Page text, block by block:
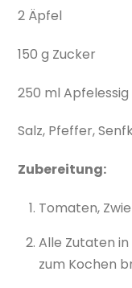
2 Äpfel
150 g Zucker
250 ml Apfelessig
Salz, Pfeffer,
Zubereitung:
Tomaten,
Alle Zutaten
zum Kochen